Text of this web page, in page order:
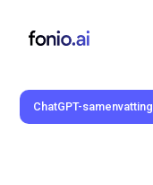
ChatGPT-samenvatting